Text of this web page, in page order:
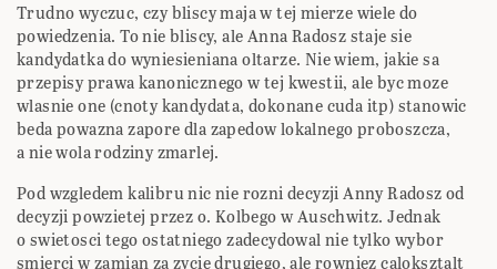
Trudno wyczuc, czy bliscy maja w tej mierze wiele do
powiedzenia. To nie bliscy, ale Anna Radosz staje sie
kandydatka do wyniesieniana oltarze. Nie wiem, jakie sa
przepisy prawa kanonicznego w tej kwestii, ale byc moze
wlasnie one (cnoty kandydata, dokonane cuda itp) stanowic
beda powazna zapore dla zapedow lokalnego proboszcza,
a nie wola rodziny zmarlej.
Pod wzgledem kalibru nic nie rozni decyzji Anny Radosz od
decyzji powzietej przez o. Kolbego w Auschwitz. Jednak
o swietosci tego ostatniego zadecydowal nie tylko wybor
smierci w zamian za zycie drugiego, ale rowniez caloksztalt